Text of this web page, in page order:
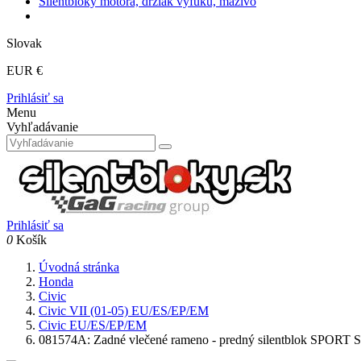
Slovak
EUR €
Prihlásiť sa
Menu
Vyhľadávanie
Prihlásiť sa
0 Košík
Úvodná stránka
Honda
Civic
Civic VII (01-05) EU/ES/EP/EM
Civic EU/ES/EP/EM
081574A: Zadné vlečené rameno - predný silentblok SPORT